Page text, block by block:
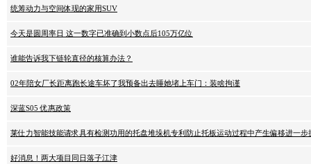
统筹动力与空间体现的家用SUV
今天是圆周率日 这一数字已准确到小数点后105万亿位
谁能告诉我下链轮直径的核算办法？
02年陪女厂长距离跑长途车坏了我预备出去睡她堵上车门：装啥拘谨
深蓝S05 优惠政策
莱仕力智能技能请求具有检测功用的托盘堆垛机专利防止托板运动过程中产生偏移进一步
好消息！两大项目同日落子江津